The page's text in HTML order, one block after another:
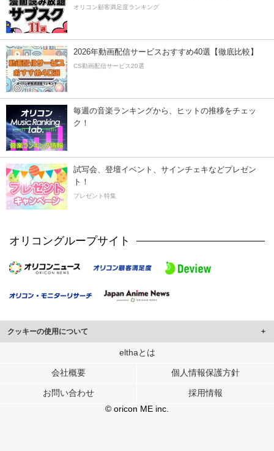
オリコン顧客満足度ランキング
2026年動画配信サービスおすすめ40選【徹底比較】
CS動画配信サービス20選
毎週の音楽ランキングから、ヒットの推移をチェッ
ク！
試写会、登壇イベント、サインチェキなどプレゼン
ト！
プレゼント特集
オリコングループサイト
クッキーの使用について
このサイトでは Cookie を使用して、ユーザーに合わせたコンテンツや広告の
行っています。
メディアや広告配信、データ解析の各パートナーに提供しています。
各パートナーは、この情報とユーザーが各パートナーに提供した他の情報や、
ユーザーが各パートナーのサービスを使用したときに収集した他の情報を組み
elthaとは
会社概要 個人情報保護方針
お問い合わせ
採用情報
© oricon ME inc.